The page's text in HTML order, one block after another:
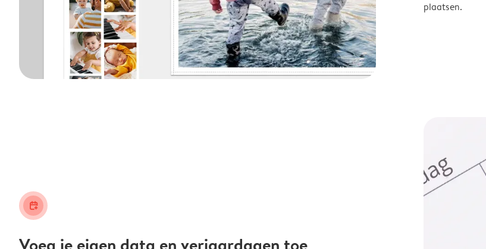
plaatsen.
calendar_plus